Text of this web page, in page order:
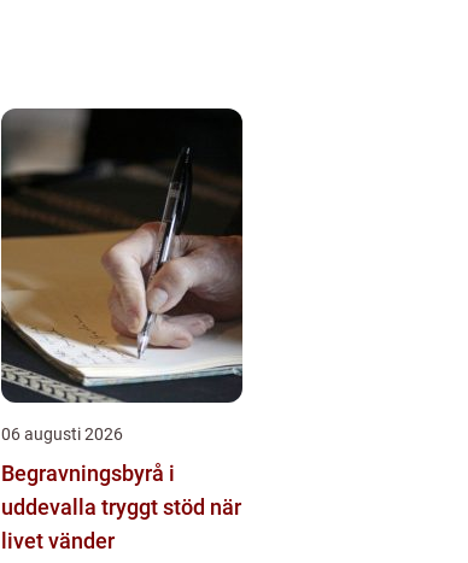
06 augusti 2026
Begravningsbyrå i
uddevalla tryggt stöd när
livet vänder